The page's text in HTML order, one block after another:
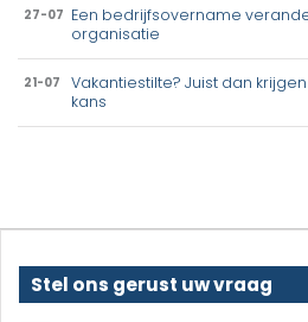
27-07 Een bedrijfsovername
organisatie
21-07
Vakantiestilte? Juist dan
kans
Stel ons gerust uw vraag